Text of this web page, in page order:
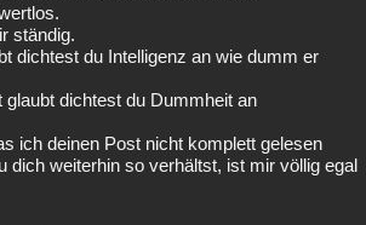
ständig.
dichtest du Intelligenz an wie dumm er
dichtest du Dummheit an
ich deinen Post nicht komplett gelesen
dich weiterhin so verhältst, ist mir völlig egal